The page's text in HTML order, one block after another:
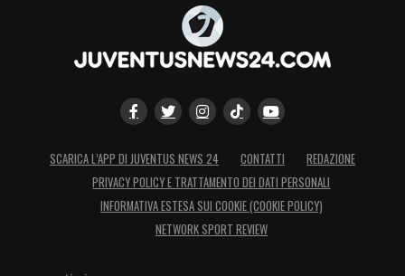
SCARICA L’APP DI JUVENTUS NEWS 24 CONTATTI
REDAZIONE
PRIVACY POLICY E TRATTAMENTO DEI DATI PERSONALI
INFORMATIVA ESTESA SUI COOKIE (COOKIE POLICY)
NETWORK SPORT REVIEW